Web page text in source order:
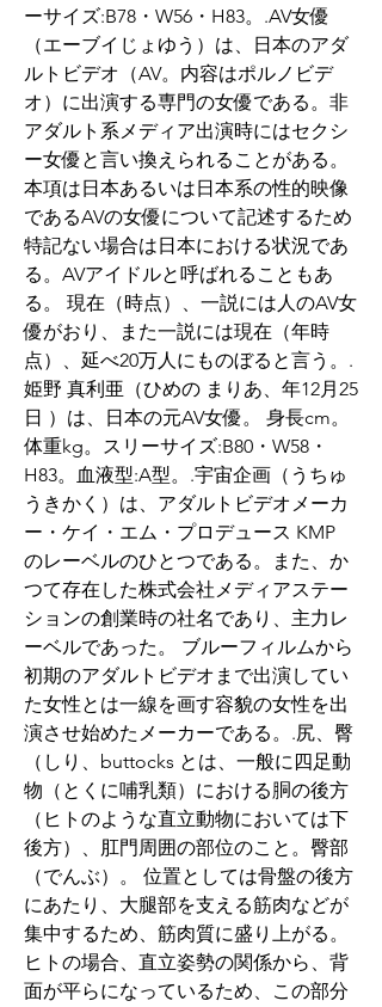
ーサイズ:B78・W56・H83。.AV女優
（エーブイじょゆう）は、日本のアダ
ルトビデオ（AV。内容はポルノビデ
オ）に出演する専門の女優である。非
アダルト系メディア出演時にはセクシ
ー女優と言い換えられることがある。
本項は日本あるいは日本系の性的映像
であるAVの女優について記述するため
特記ない場合は日本における状況であ
る。AVアイドルと呼ばれることもあ
る。 現在（時点）、一説には人のAV女
優がおり、また一説には現在（年時
点）、延べ20万人にものぼると言う。.
姫野 真利亜（ひめの まりあ、年12月25
日 ）は、日本の元AV女優。 身長cm。
体重kg。スリーサイズ:B80・W58・
H83。血液型:A型。.宇宙企画（うちゅ
うきかく）は、アダルトビデオメーカ
ー・ケイ・エム・プロデュース KMP
のレーベルのひとつである。また、か
つて存在した株式会社メディアステー
ションの創業時の社名であり、主力レ
ーベルであった。 ブルーフィルムから
初期のアダルトビデオまで出演してい
た女性とは一線を画す容貌の女性を出
演させ始めたメーカーである。.尻、臀
（しり、buttocks とは、一般に四足動
物（とくに哺乳類）における胴の後方
（ヒトのような直立動物においては下
後方）、肛門周囲の部位のこと。臀部
（でんぶ）。 位置としては骨盤の後方
にあたり、大腿部を支える筋肉などが
集中するため、筋肉質に盛り上がる。
ヒトの場合、直立姿勢の関係から、背
面が平らになっているため、この部分